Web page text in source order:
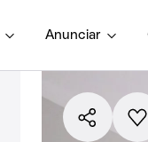
Anunciar